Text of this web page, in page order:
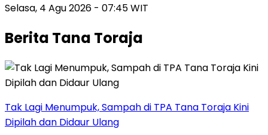
Selasa, 4 Agu 2026 - 07:45 WIT
Berita Tana Toraja
Tak Lagi Menumpuk, Sampah di TPA Tana Toraja Kini
Dipilah dan Didaur Ulang